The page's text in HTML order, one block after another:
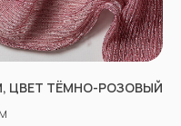
ЦВЕТ ТЁМНО-РОЗОВЫЙ